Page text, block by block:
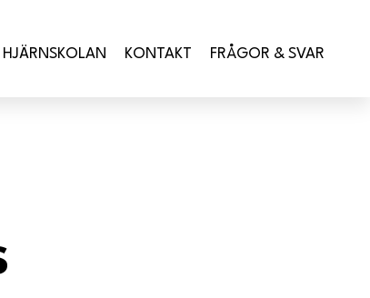
HJÄRNSKOLAN KONTAKT FRÅGOR & SVAR